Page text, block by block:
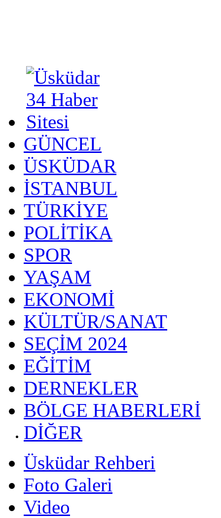
GÜNCEL
ÜSKÜDAR
İSTANBUL
TÜRKİYE
POLİTİKA
SPOR
YAŞAM
EKONOMİ
KÜLTÜR/SANAT
SEÇİM 2024
EĞİTİM
DERNEKLER
BÖLGE HABERLERİ
DİĞER
Üsküdar Rehberi
Foto Galeri
Video